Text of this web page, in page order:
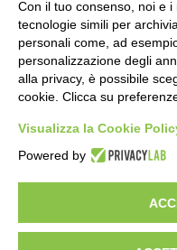
20 ore fa
Manutenzione strade,
2026-27 investiti 56
2 giorni fa
Il codice segreto dei
memoria della nascita
cervello
Con il tuo consenso, noi e
tecnologie simili per
personali come, ad
personalizzazione degli
alla privacy, è possibile
cookie. Clicca su
Visualizza la Cookie
Powered by